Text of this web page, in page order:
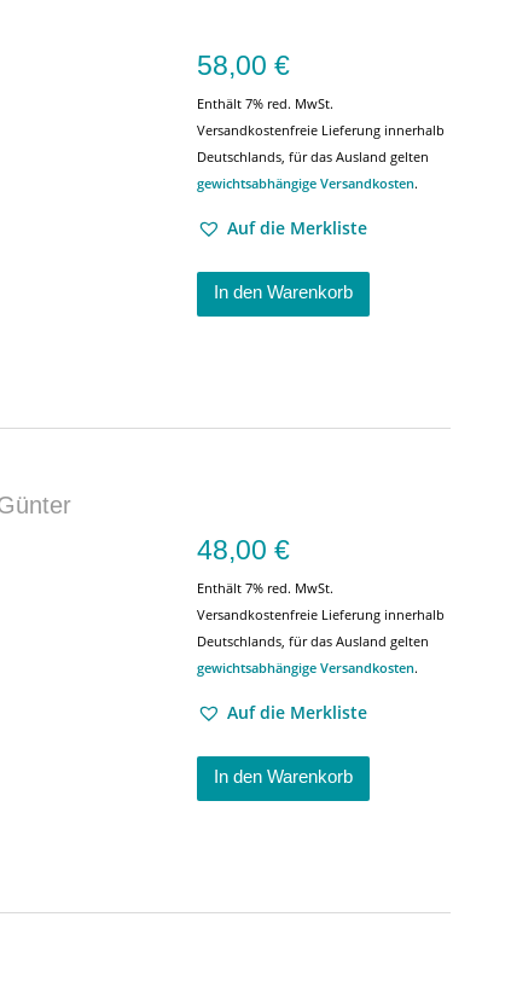
58,00 €
Enthält 7% red. MwSt.
Versandkostenfreie Lieferung innerhalb
Deutschlands, für das Ausland gelten
gewichtsabhängige Versandkosten.
Auf die Merkliste
In den Warenkorb
48,00 €
Enthält 7% red. MwSt.
Versandkostenfreie Lieferung innerhalb
Deutschlands, für das Ausland gelten
gewichtsabhängige Versandkosten.
Auf die Merkliste
In den Warenkorb